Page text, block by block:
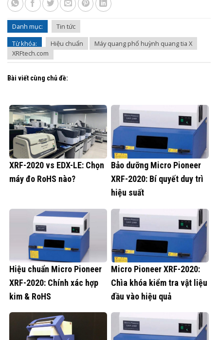
Danh mục:
Tin tức
Từ khóa:
Hiệu chuẩn
Máy quang phổ huỳnh quang tia X
XRFtech.com
Bài viết cùng chủ đề:
XRF-2020 vs EDX-LE: Chọn
máy đo RoHS nào?
Bảo dưỡng Micro Pioneer
XRF-2020: Bí quyết duy trì
hiệu suất
Hiệu chuẩn Micro Pioneer
XRF-2020: Chính xác hợp
kim & RoHS
Micro Pioneer XRF-2020:
Chìa khóa kiểm tra vật liệu
đầu vào hiệu quả